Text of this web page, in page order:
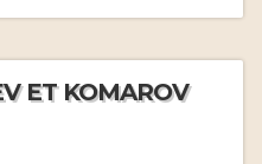
ET KOMAROV